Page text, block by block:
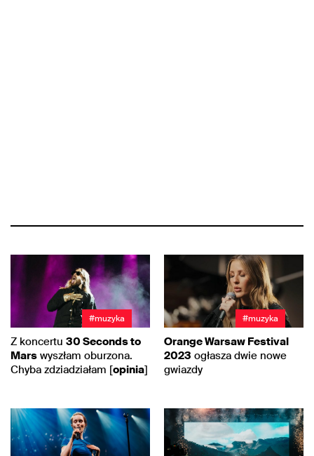
#muzyka
Z koncertu 30 Seconds to
Mars wyszłam oburzona.
Chyba zdziadziałam [opinia]
#muzyka
Orange Warsaw Festival
2023 ogłasza dwie nowe
gwiazdy